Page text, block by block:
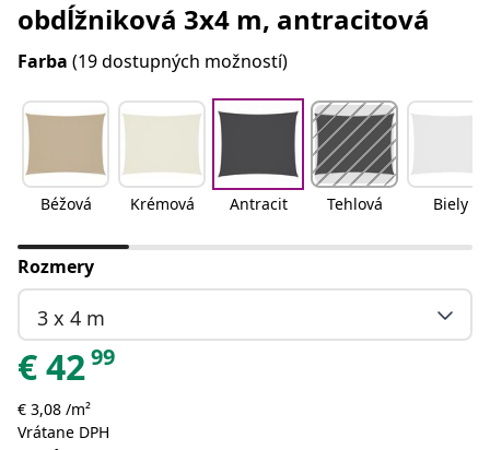
obdĺžniková 3x4 m, antracitová
Farba (19 dostupných možností)
Béžová Krémová Antracit Tehlová Biely
Rozmery
3 x 4 m
€4299
€ 3,08 /m²
Vrátane DPH